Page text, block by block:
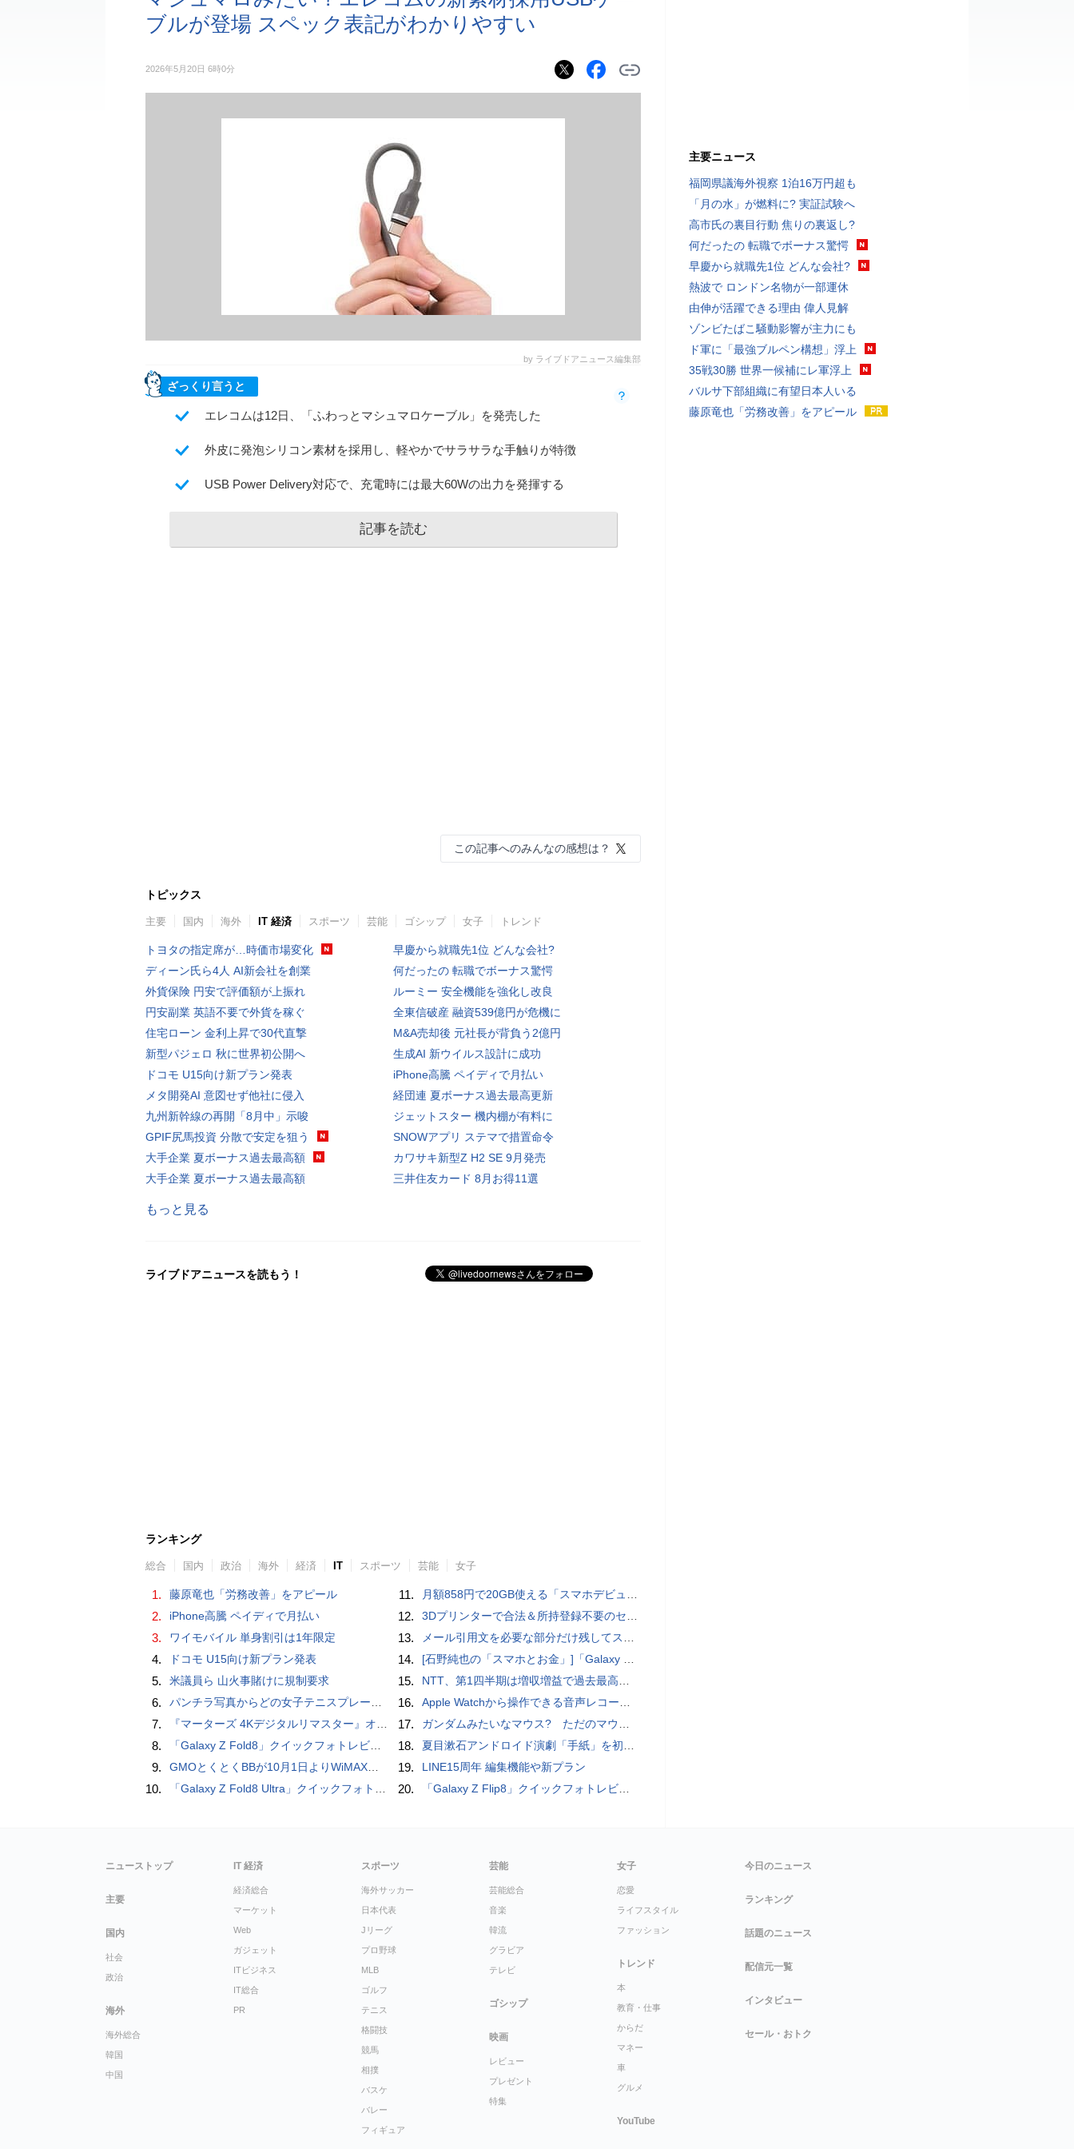
ブルが登場 スペック表記がわかりやすい
2026年5月20日 6時0分
by ライブドアニュース編集部
ざっくり言うと
エレコムは12日、「ふわっとマシュマロケーブル」を発売した
外皮に発泡シリコン素材を採用し、軽やかでサラサラな手触りが特徴
USB Power Delivery対応で、充電時には最大60Wの出力を発揮する
記事を読む
この記事へのみんなの感想は？
トピックス
主要 国内 海外 IT 経済 スポーツ 芸能 ゴシップ 女子 トレンド
トヨタの指定席が…時価市場変化
ディーン氏ら4人 AI新会社を創業
外貨保険 円安で評価額が上振れ
円安副業 英語不要で外貨を稼ぐ
住宅ローン 金利上昇で30代直撃
新型パジェロ 秋に世界初公開へ
ドコモ U15向け新プラン発表
メタ開発AI 意図せず他社に侵入
九州新幹線の再開「8月中」示唆
GPIF尻馬投資 分散で安定を狙う
大手企業 夏ボーナス過去最高額
大手企業 夏ボーナス過去最高額
早慶から就職先1位 どんな会社?
何だったの 転職でボーナス驚愕
ルーミー 安全機能を強化し改良
全東信破産 融資539億円が危機に
M&A売却後 元社長が背負う2億円
生成AI 新ウイルス設計に成功
iPhone高騰 ペイディで月払い
経団連 夏ボーナス過去最高更新
ジェットスター 機内棚が有料に
SNOWアプリ ステマで措置命令
カワサキ新型Z H2 SE 9月発売
三井住友カード 8月お得11選
もっと見る
ライブドアニュースを読もう！
ランキング
総合 国内 政治 海外 経済 IT スポーツ 芸能 女子
1. 藤原竜也「労務改善」をアピール
2. iPhone高騰 ペイディで月払い
3. ワイモバイル 単身割引は1年限定
4. ドコモ U15向け新プラン発表
5. 米議員ら 山火事賭けに規制要求
6. パンチラ写真からどの女子テニスプレーヤーのものなのか当てるクイズ「Tennis Upskirts」
7. 『マーターズ 4Kデジタルリマスター』オールナイト上映、鬼畜な併映作品が決定 全部観たら“生還証”をプレゼント［ホラー通信］
8. 「Galaxy Z Fold8」クイックフォトレビュー
9. GMOとくとくBBが10月1日よりWiMAXなど月額605円値上げ！全6種の重要変更を徹底解説
10. 「Galaxy Z Fold8 Ultra」クイックフォトレビュー
11. 月額858円で20GB使える「スマホデビュープラン U15」ドコモが提供、ahamoも割引になる親子割も
12. 3Dプリンターで合法＆所持登録不要のセミオートマチック銃を自作、発砲試験にも成功した猛者が登場
13. メール引用文を必要な部分だけ残してスッキリ返信するiPhoneメールの便利技：iPhone Tips
14. [石野純也の「スマホとお金」]「Galaxy Z Fold7／Flip7」発表、注目したいソフトバンクの価格攻勢
15. NTT、第1四半期は増収増益で過去最高 IOWNや分散GPUの取り組みを説明
16. ​Apple Watchから操作できる音声レコーダMeta Recorder、録音レベル調整も対応
17. ガンダムみたいなマウス? ただのマウスとは違うのだよ1944通りの形状に変更できる驚異のマウス
18. 夏目漱石アンドロイド演劇「手紙」を初上演！平田オリザ氏の作・演出、二松学舎大学で
19. LINE15周年 編集機能や新プラン
20. 「Galaxy Z Flip8」クイックフォトレビュー
主要ニュース
福岡県議海外視察 1泊16万円超も
「月の水」が燃料に? 実証試験へ
高市氏の裏目行動 焦りの裏返し?
何だったの 転職でボーナス驚愕
早慶から就職先1位 どんな会社?
熱波で ロンドン名物が一部運休
由伸が活躍できる理由 偉人見解
ゾンビたばこ騒動影響が主力にも
ド軍に「最強ブルペン構想」浮上
35戦30勝 世界一候補にレ軍浮上
バルサ下部組織に有望日本人いる
藤原竜也「労務改善」をアピール
ニューストップ
主要
国内
社会
政治
海外
海外総合
韓国
中国
IT 経済
経済総合
マーケット
Web
ガジェット
ITビジネス
IT総合
PR
スポーツ
海外サッカー
日本代表
Jリーグ
プロ野球
MLB
ゴルフ
テニス
格闘技
競馬
相撲
バスケ
バレー
フィギュア
芸能
芸能総合
音楽
韓流
グラビア
テレビ
ゴシップ
映画
レビュー
プレゼント
特集
女子
恋愛
ライフスタイル
ファッション
トレンド
本
教育・仕事
からだ
マネー
車
グルメ
YouTube
今日のニュース
ランキング
話題のニュース
配信元一覧
インタビュー
セール・おトク